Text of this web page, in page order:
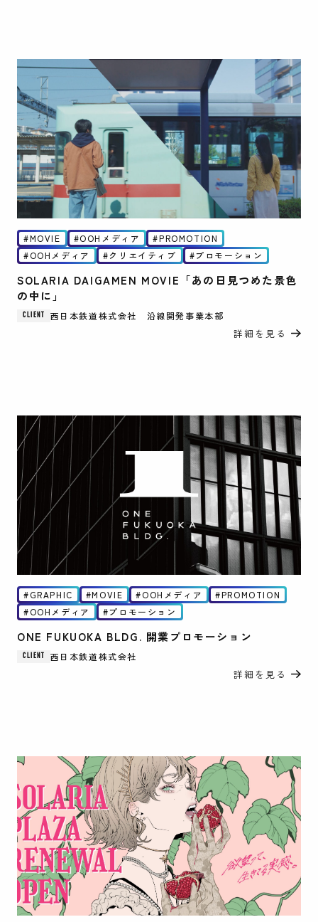
MOVIE OOHメディア
PROMOTION
OOHメディア
クリエイティブ プロモーション
SOLARIA DAIGAMEN MOVIE「あの日見つめた景色
の中に」
CLIENT 西日本鉄道株式会社 沿線開発事業本部
詳細を見る
GRAPHIC MOVIE OOHメディア
PROMOTION
OOHメディア
プロモーション
ONE FUKUOKA BLDG. 開業プロモーション
CLIENT 西日本鉄道株式会社
詳細を見る